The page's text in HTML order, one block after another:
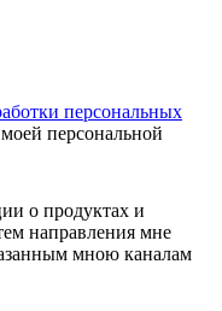
персональных
персональной
о продуктах и
направления мне
мною каналам